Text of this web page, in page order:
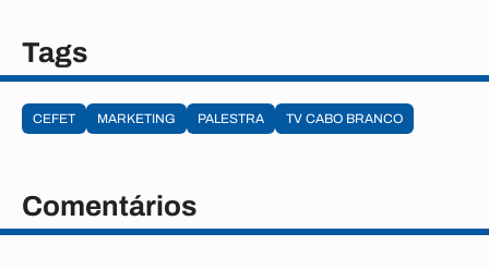
Tags
CEFET MARKETING PALESTRA TV CABO BRANCO
Comentários